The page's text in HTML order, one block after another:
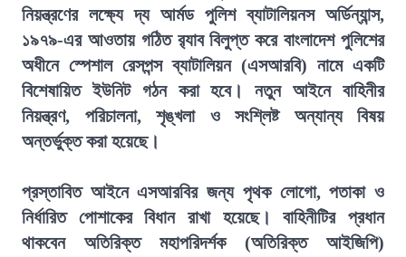
নিয়ন্ত্রণের লক্ষ্যে দ্য আর্মড পুলিশ ব্যাটালিয়নস অর্ডিন্যান্স,
১৯৭৯-এর আওতায় গঠিত র‍্যাব বিলুপ্ত করে বাংলাদেশ পুলিশের
অধীনে স্পেশাল রেসপন্স ব্যাটালিয়ন (এসআরবি) নামে একটি
বিশেষায়িত ইউনিট গঠন করা হবে। নতুন আইনে বাহিনীর
নিয়ন্ত্রণ, পরিচালনা, শৃঙ্খলা ও সংশ্লিষ্ট অন্যান্য বিষয়
অন্তর্ভুক্ত করা হয়েছে।
প্রস্তাবিত আইনে এসআরবির জন্য পৃথক লোগো, পতাকা ও
নির্ধারিত পোশাকের বিধান রাখা হয়েছে। বাহিনীটির প্রধান
থাকবেন অতিরিক্ত মহাপরিদর্শক (অতিরিক্ত আইজিপি)